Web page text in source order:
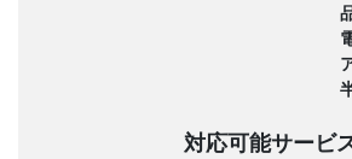
対応可能サービ